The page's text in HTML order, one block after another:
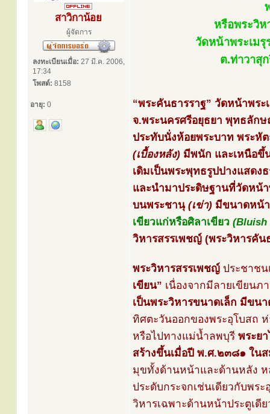
สาวิกาน้อย
ผู้จัดการ
ลงทะเบียนเมื่อ: 27 มี.ค. 2006,
17:34
โพสต์: 8158
อายุ: 0
หรือพระวิห
วัดหน้าพระเม
ต.ท่าวาสุ
“พระคันธารราฐ” วัดหน้าพร
จ.พระนครศรีอยุธยา พุทธลัก
ประทับนั่งห้อยพระบาท พระหั
(เบื้องหลัง) มีพนัก และเหนือขึ้
เดิมเป็นพระพุทธรูปปางแสดง
และนำมาประดิษฐานที่วัดหน้า
บนพระชานุ (เข่า) มีขนาดหน้า
เขียวแก่หรือศิลาเขียว (Bluish
วิหารสรรเพชญ์ (พระวิหารคัน
พระวิหารสรรเพชญ์ ประชาช
เขียน” เนื่องจากมีลายเขียนภ
เป็นพระวิหารขนาดเล็ก มีขน
ทิศตะวันออกของพระอุโบสถ
หรือไปทางแม่น้ำลพบุรี พระย
สร้างขึ้นเมื่อปี พ.ศ.๒๓๘๑ ในส
มุขทั้งด้านหน้าและด้านหลัง ห
ประดับกระจกเช่นเดียวกับพร
วิหารเฉพาะด้านหน้าประตูเดี